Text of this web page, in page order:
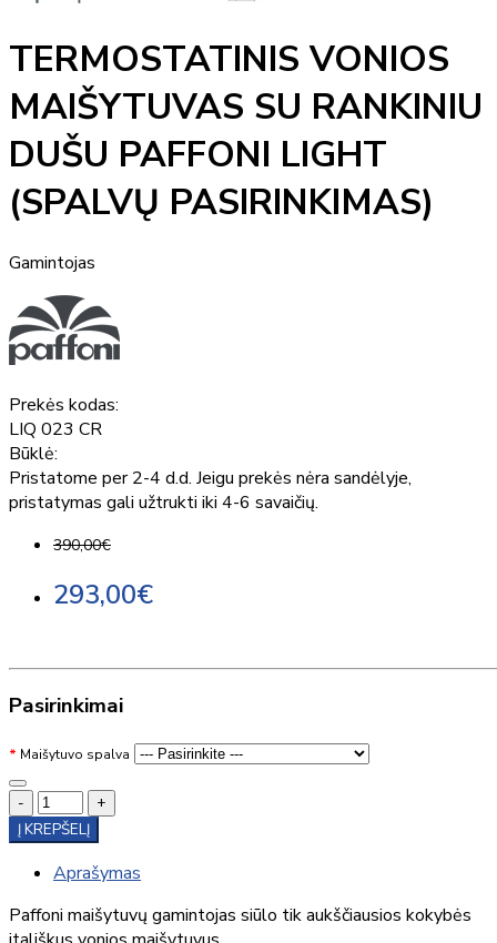
TERMOSTATINIS VONIOS
MAIŠYTUVAS SU RANKINIU
DUŠU PAFFONI LIGHT
(SPALVŲ PASIRINKIMAS)
Gamintojas
Prekės kodas:
LIQ 023 CR
Būklė:
Pristatome per 2-4 d.d. Jeigu prekės nėra sandėlyje,
pristatymas gali užtrukti iki 4-6 savaičių.
390,00€
293,00€
Pasirinkimai
Maišytuvo spalva
-
+
Į KREPŠELĮ
Aprašymas
Paffoni maišytuvų gamintojas siūlo tik aukščiausios kokybės